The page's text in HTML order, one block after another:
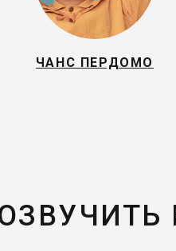
ЧАНС ПЕРДОМО